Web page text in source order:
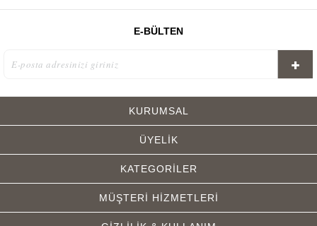
E-BÜLTEN
KURUMSAL
ÜYELİK
KATEGORİLER
MÜŞTERİ HİZMETLERİ